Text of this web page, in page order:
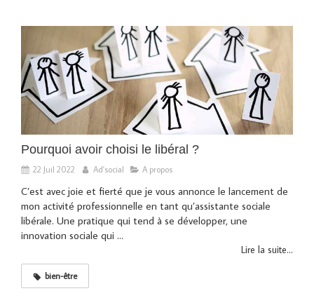
Pourquoi avoir choisi le libéral ?
22 Juil 2022 Ad'social A propos
C’est avec joie et fierté que je vous annonce le lancement de
mon activité professionnelle en tant qu’assistante sociale
libérale. Une pratique qui tend à se développer, une
innovation sociale qui ...
Lire la suite...
bien-être